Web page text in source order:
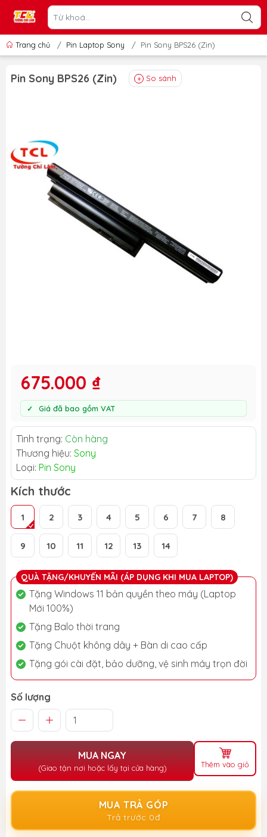
Trang chủ / Pin Laptop Sony / Pin Sony BPS26 (Zin)
Pin Sony BPS26 (Zin) So sánh
675.000 ₫
Giá đã bao gồm VAT
Tình trạng: Còn hàng
Thương hiệu: Sony
Loại: Pin Sony
Kích thước
1 2 3 4 5 6 7 8
9 10 11 12 13 14
QUÀ TẶNG/KHUYẾN MÃI (ÁP DỤNG KHI MUA LAPTOP)
Tặng Windows 11 bản quyền theo máy (Laptop
Mới 100%)
Tặng Balo thời trang
Tặng Chuột không dây + Bàn di cao cấp
Tặng gói cài đặt, bảo dưỡng, vệ sinh máy trọn đời
Số lượng
MUA NGAY
(Giao tận nơi hoặc lấy tại cửa hàng) Thêm vào giỏ
MUA TRẢ GÓP
Trả trước 0đ